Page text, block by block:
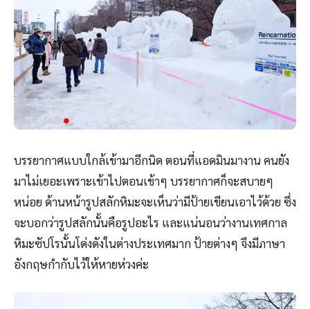
บรรยากาศแบบใกล้เข้ามาอีกนิด ตอนที่แอดมินมางาน คนยัง
มาไม่เยอะเพราะเข้าไปตอนเช้าๆ บรรยากาศก็จะสบายๆ
หน่อย ด้านหน้ารูปสลักหิมะจะเห็นว่ามีป้ายเขียนเอาไว้ด้วย ซึ่ง
จะบอกว่ารูปสลักนั้นคือรูปอะไร และแน่นอนว่างานเทศกาล
หิมะซัปโรนั้นโด่งดังในต่างประเทศมาก ป้ายต่างๆ จึงมีภาษา
อังกฤษกำกับไว้ให้หายห่วงค่ะ